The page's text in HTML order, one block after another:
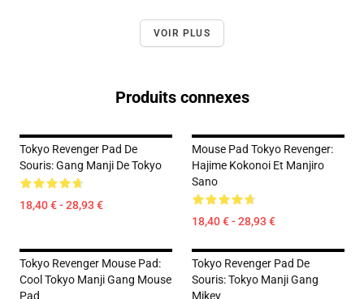
VOIR PLUS
Produits connexes
Tokyo Revenger Pad De
Souris: Gang Manji De Tokyo
18,40 € - 28,93 €
Mouse Pad Tokyo Revenger:
Hajime Kokonoi Et Manjiro
Sano
18,40 € - 28,93 €
Tokyo Revenger Mouse Pad:
Cool Tokyo Manji Gang Mouse
Pad
Tokyo Revenger Pad De
Souris: Tokyo Manji Gang
Mikey